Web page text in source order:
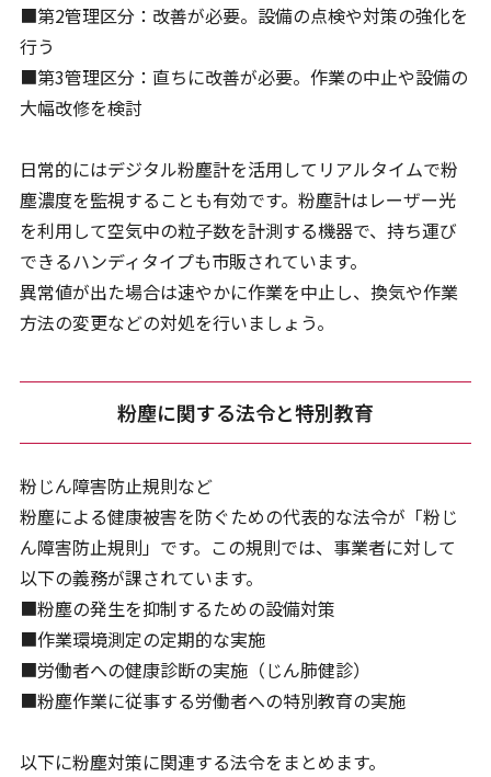
■第2管理区分：改善が必要。設備の点検や対策の強化を
行う
■第3管理区分：直ちに改善が必要。作業の中止や設備の
大幅改修を検討
日常的にはデジタル粉塵計を活用してリアルタイムで粉
塵濃度を監視することも有効です。粉塵計はレーザー光
を利用して空気中の粒子数を計測する機器で、持ち運び
できるハンディタイプも市販されています。
異常値が出た場合は速やかに作業を中止し、換気や作業
方法の変更などの対処を行いましょう。
粉塵に関する法令と特別教育
粉じん障害防止規則など
粉塵による健康被害を防ぐための代表的な法令が「粉じ
ん障害防止規則」です。この規則では、事業者に対して
以下の義務が課されています。
■粉塵の発生を抑制するための設備対策
■作業環境測定の定期的な実施
■労働者への健康診断の実施（じん肺健診）
■粉塵作業に従事する労働者への特別教育の実施
以下に粉塵対策に関連する法令をまとめます。